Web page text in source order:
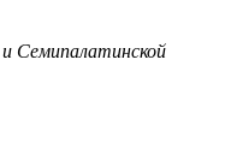
Семипалатинской